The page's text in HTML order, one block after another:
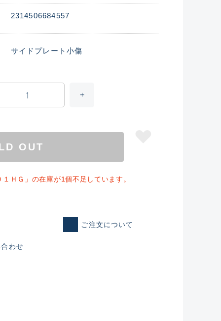
れた未使用
2314506684557
サイドプレート小傷
OUT
ＨＧ」の在庫が1個不足しています。
ご注文について
わせ